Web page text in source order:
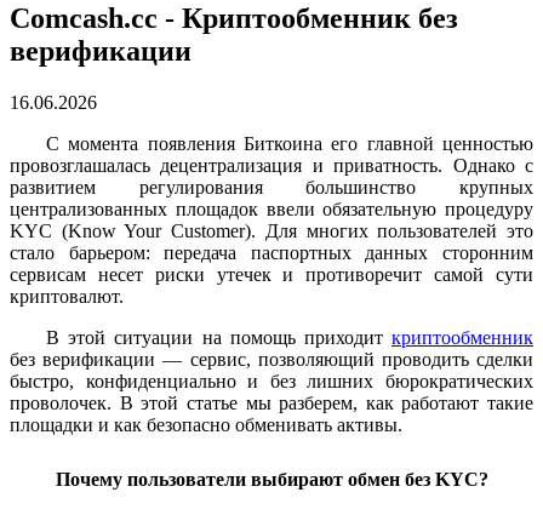
Comcash.cc - Криптообменник без
верификации
16.06.2026
С момента появления Биткоина его главной ценностью
провозглашалась децентрализация и приватность. Однако с
развитием регулирования большинство крупных
централизованных площадок ввели обязательную процедуру
KYC (Know Your Customer). Для многих пользователей это
стало барьером: передача паспортных данных сторонним
сервисам несет риски утечек и противоречит самой сути
криптовалют.
В этой ситуации на помощь приходит криптообменник
без верификации — сервис, позволяющий проводить сделки
быстро, конфиденциально и без лишних бюрократических
проволочек. В этой статье мы разберем, как работают такие
площадки и как безопасно обменивать активы.
Почему пользователи выбирают обмен без KYC?